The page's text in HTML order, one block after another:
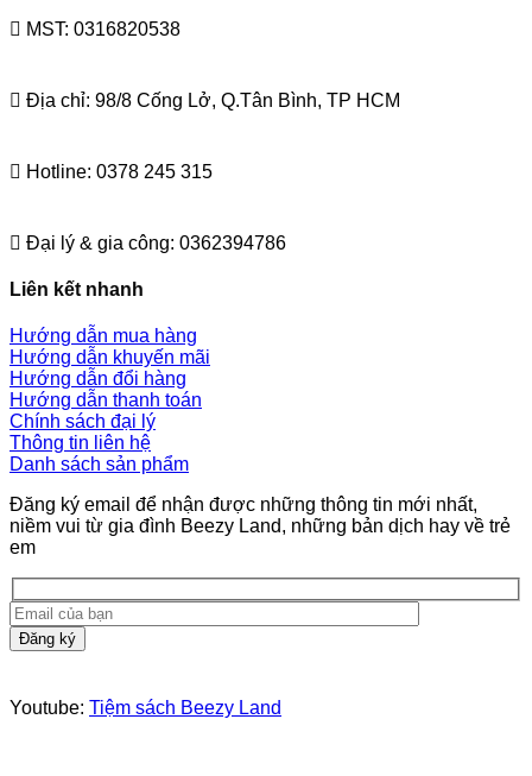
MST: 0316820538
Địa chỉ: 98/8 Cống Lở, Q.Tân Bình, TP HCM
Hotline: 0378 245 315
Đại lý & gia công: 0362394786
Liên kết nhanh
Hướng dẫn mua hàng
Hướng dẫn khuyến mãi
Hướng dẫn đổi hàng
Hướng dẫn thanh toán
Chính sách đại lý
Thông tin liên hệ
Danh sách sản phẩm
Đăng ký email để nhận được những thông tin mới nhất,
niềm vui từ gia đình Beezy Land, những bản dịch hay về trẻ
em
Youtube: Tiệm sách Beezy Land